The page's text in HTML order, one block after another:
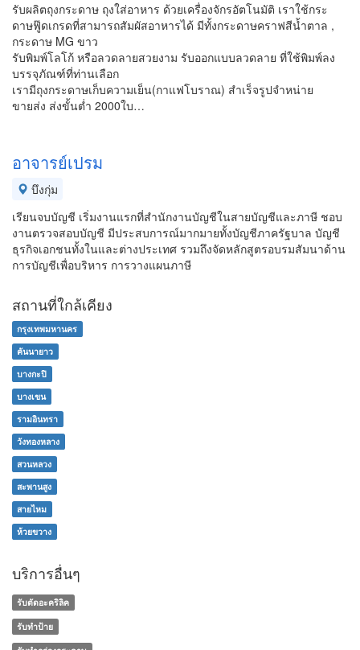
รับผลิตถุงกระดาษ ถุงใส่อาหาร ด้วยเครื่องจักรอัตโนมัติ เราใช้กระ
ดาษฟู๊ดเกรดที่สามารถสัมผัสอาหารได้ มีทั้งกระดาษคราฟสีน้ำตาล ,
กระดาษ MG ขาว
รับพิมพ์โลโก้ หรือลวดลายสวยงาม รับออกแบบลวดลาย ที่ใช้พิมพ์ลง
บรรจุภัณฑ์ที่ท่านเลือก
เรามีถุงกระดาษเก็บความเย็น(กาแฟโบราณ) สำเร็จรูปจำหน่าย
ขายส่ง ส่งขั้นต่ำ 2000ใบ…
อาจารย์เปรม
บึงกุ่ม
เรียนจบบัญชี​ เริ่มงานแรกที่สำนักงานบัญชีในสายบัญชีและภาษี​ ชอบ
งานตรวจสอบบัญชี​ มีประสบการณ์​มากมายทั้งบัญชี​ภาครัฐบาล​ บัญชี​
ธุรกิจเอกชน​ทั้งในและต่างประเทศ​ รวมถึงจัดหลักสูตร​อบรมสัมนา​​ด้าน
การบัญชี​เพื่อบริหาร​ การวางแผนภาษี
สถานที่ใกล้เคียง
กรุงเทพมหานคร
คันนายาว
บางกะปิ
บางเขน
รามอินทรา
วังทองหลาง
สวนหลวง
สะพานสูง
สายไหม
ห้วยขวาง
บริการอื่นๆ
รับตัดอะคริลิค
รับทำป้าย